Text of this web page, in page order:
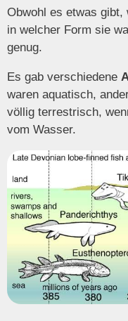
Obwohl es etwas gibt,
in welcher Form sie
genug.
Es gab verschiedene
waren aquatisch,
völlig terrestrisch,
vom Wasser.